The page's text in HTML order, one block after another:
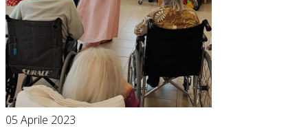
05 Aprile 2023